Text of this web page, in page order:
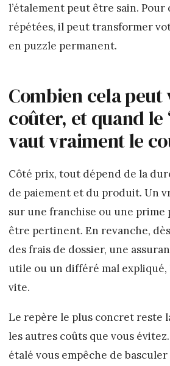
l’étalement peut être sain. Pour
répétées, il peut transformer
en puzzle permanent.
Combien cela peut
coûter, et quand le
vaut vraiment le
Côté prix, tout dépend de la
de paiement et du produit. Un
sur une franchise ou une
être pertinent. En revanche,
des frais de dossier, une
utile ou un différé mal expliqué,
vite.
Le repère le plus concret reste
les autres coûts que vous
étalé vous empêche de